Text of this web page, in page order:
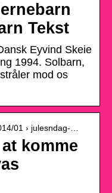
Tekst
Eyvind Skeie
1994. Solbarn,
mod os
01 › julesndag-…
komme